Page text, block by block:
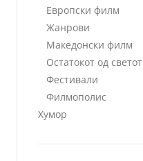
Европски филм
Жанрови
Македонски филм
Остатокот од светот
Фестивали
Филмополис
Хумор